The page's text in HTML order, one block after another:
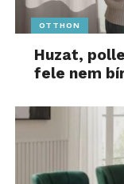
OTTHON
Huzat,
fele nem